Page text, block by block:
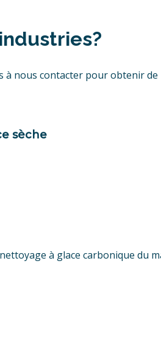
nous contacter pour obtenir
sèche
à glace carbonique du